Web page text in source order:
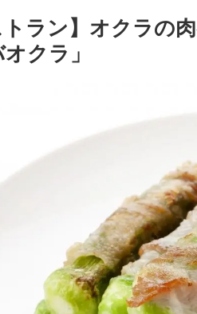
トラン】オクラの
クラ」